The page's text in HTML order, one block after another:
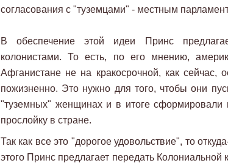
согласования с "туземцами" - местным
В обеспечение этой идеи Принс
колонистами. То есть, по его мнению,
Афганистане не на кракосрочной, как сейчас,
пожизненно. Это нужно для того, чтобы они
"туземных" женщинах и в итоге сформировали
прослойку в стране.
Так как все это "дорогое удовольствие", то
этого Принс предлагает передать